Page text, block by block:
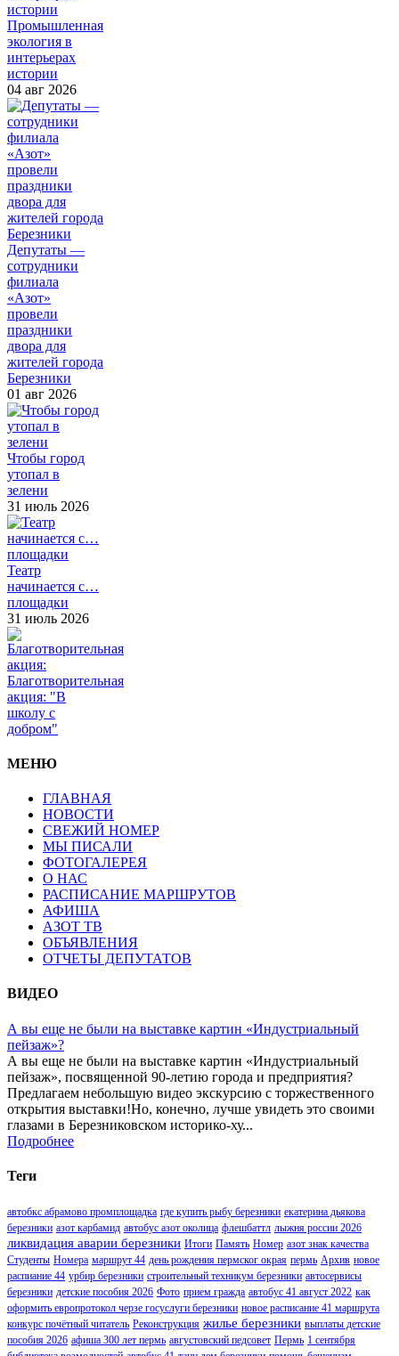
Промышленная
экология в
интерьерах
истории
04 авг 2026
Депутаты —
сотрудники
филиала
«Азот»
провели
праздники
двора для
жителей города
Березники
01 авг 2026
Чтобы город
утопал в
зелени
31 июль 2026
Театр
начинается с…
площадки
31 июль 2026
Благотворительная
акция: "В
школу с
добром"
МЕНЮ
ГЛАВНАЯ
НОВОСТИ
СВЕЖИЙ НОМЕР
МЫ ПИСАЛИ
ФОТОГАЛЕРЕЯ
О НАС
РАСПИСАНИЕ МАРШРУТОВ
АФИША
АЗОТ ТВ
ОБЪЯВЛЕНИЯ
ОТЧЕТЫ ДЕПУТАТОВ
ВИДЕО
А вы еще не были на выставке картин «Индустриальный
пейзаж»?
А вы еще не были на выставке картин «Индустриальный
пейзаж», посвященной 90-летию города и предприятия?
Предлагаем небольшую видео экскурсию с торжественного
открытия выставки!Но, конечно, лучше увидеть это своими
глазами в Березниковском историко-ху...
Подробнее
Теги
автобкс абрамово промплощадка где купить рыбу березники екатерина дьякова
березники азот карбамид автобус азот околица флешбаттл лыжня россии 2026
ликвидация аварии березники Итоги Память Номер азот знак качества
Студенты Номера маршрут 44 день рождения пермског окрая пермь Архив новое
распиание 44 урбир березники строительный техникум березники автосервисы
березники детские пособия 2026 Фото прием гражда автобус 41 август 2022 как
оформить европротокол черзе госуслуги березники новое расписание 41 маршрута
конкурс почётный читатель Реконструкция жилье березники выплаты детские
пособия 2026 афиша 300 лет пермь августовский педсовет Пермь 1 сентября